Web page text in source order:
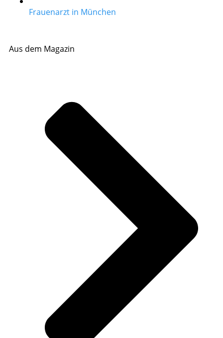
Frauenarzt in München
Aus dem Magazin